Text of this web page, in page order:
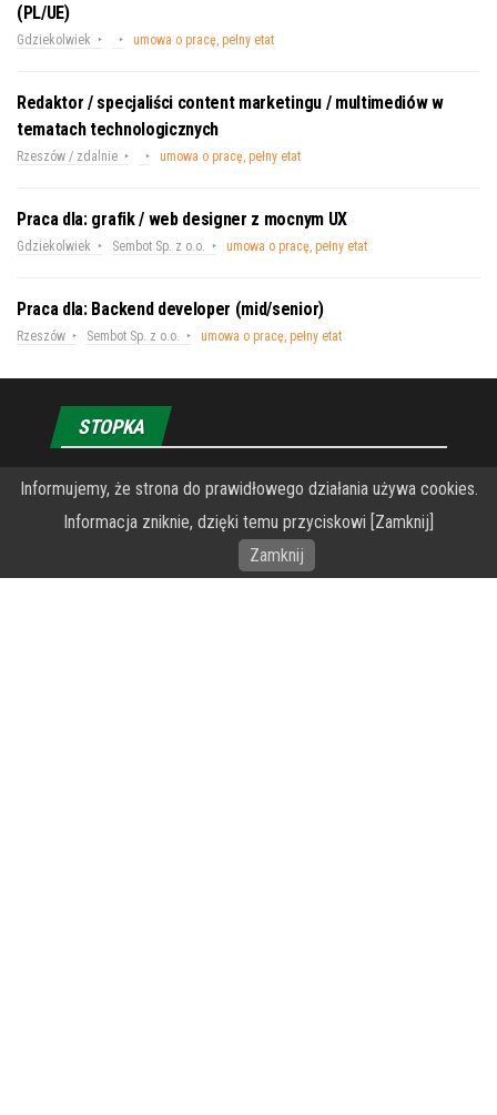
(PL/UE)
Gdziekolwiek umowa o pracę, pełny etat
Redaktor / specjaliści content marketingu / multimediów w
tematach technologicznych
Rzeszów / zdalnie umowa o pracę, pełny etat
Praca dla: grafik / web designer z mocnym UX
Gdziekolwiek Sembot Sp. z o.o. umowa o pracę, pełny etat
Praca dla: Backend developer (mid/senior)
Rzeszów Sembot Sp. z o.o. umowa o pracę, pełny etat
STOPKA
O Fundacji PRZEkarpacie
Wykonanie portalu – specjaliści stron www WordPress
Informujemy, że strona do prawidłowego działania używa cookies.
Informacja zniknie, dzięki temu przyciskowi [Zamknij]
Zamknij